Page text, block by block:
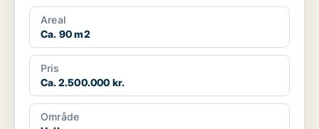
Areal
Ca. 90 m2
Pris
Ca. 2.500.000 kr.
Område